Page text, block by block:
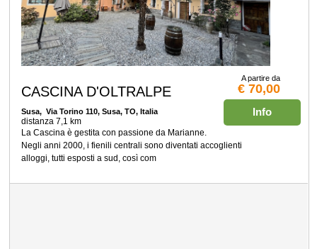
A partire da
€ 70,00
Info
CASCINA D'OLTRALPE
Susa, Via Torino 110, Susa, TO, Italia
distanza 7,1 km
La Cascina è gestita con passione da Marianne.
Negli anni 2000, i fienili centrali sono diventati accoglienti
alloggi, tutti esposti a sud, così com